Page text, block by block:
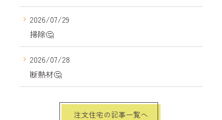
2026/07/29
掃除🤔
2026/07/28
断熱材🤔
注文住宅の記事一覧へ